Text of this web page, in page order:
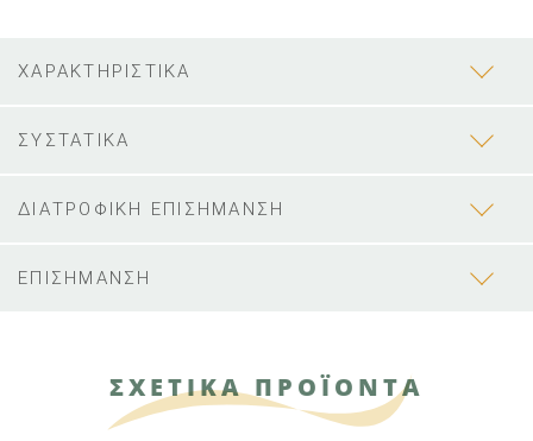
ΧΑΡΑΚΤΗΡΙΣΤΙΚΑ
ΣΥΣΤΑΤΙΚΑ
ΔΙΑΤΡΟΦΙΚΗ ΕΠΙΣΗΜΑΝΣΗ
ΕΠΙΣΗΜΑΝΣΗ
ΣΧΕΤΙΚΑ ΠΡΟΪΟΝΤΑ